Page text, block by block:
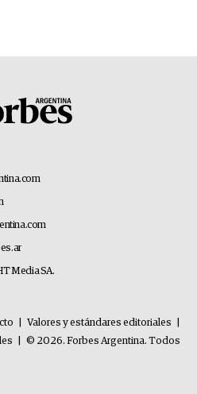
Media SA.
Valores y estándares editoriales
© 2026. Forbes Argentina. Todos